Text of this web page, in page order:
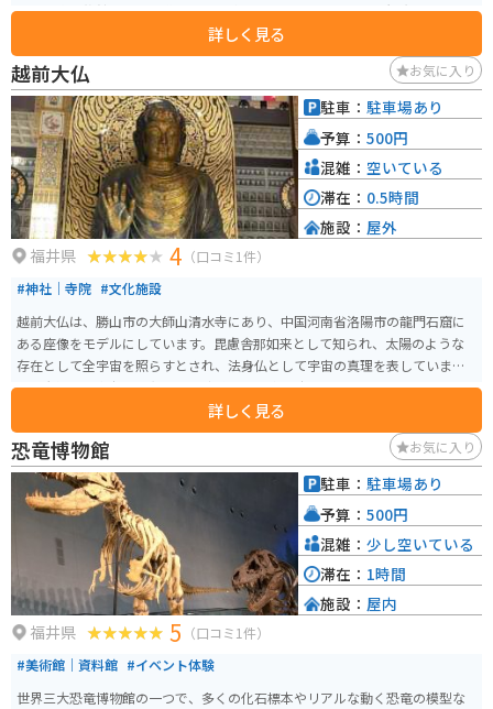
にも民宿、旅館、食堂、道の駅、景勝も多数あるので、周囲の観光スポット
と合わせて訪れることをオススメします。
詳しく見る
越前大仏 お気に入り
福井県 4 （口コミ1件）
#神社｜寺院 #文化施設
越前大仏は、勝山市の大師山清水寺にあり、中国河南省洛陽市の龍門石窟に
ある座像をモデルにしています。毘慮舎那如来として知られ、太陽のような
存在として全宇宙を照らすとされ、法身仏として宇宙の真理を表していま
す。大師山清水寺は昭和62年に完成し、境内の広さは22ヘクタール。さらに
五重の塔や九龍壁、日本庭園などの見どころがあります。 像高は17メートル
で、奈良大仏よりも2メートル大きいです。光背と石台、蓮台を含めると総高
は28メートルに達します。越前大仏の特徴は、顔や首がスマートで穏やかな
形状で、銅製で総重量は200トン。 大仏殿には、大仏の周りに合計1,281体の
石仏と金仏、さらに羅漢像や菩薩像などが安置されています。入場料は大人5
00円。広い駐車場があり駐車の心配はありません。17時閉館のため、ギリギ
リに行くと最後まで楽しめない可能性があるので注意が必要です。また、閉
館間際はお手洗いも閉まってしまうため事前に済ませておくと良いです。休
館日も冬季は変更があるため要確認です。
詳しく見る
駐車： 駐車場あり
予算： 500円
混雑： 空いている
滞在： 0.5時間
施設： 屋外
恐竜博物館 お気に入り
福井県 5 （口コミ1件）
#美術館｜資料館 #イベント体験
世界三大恐竜博物館の一つで、多くの化石標本やリアルな動く恐竜の模型な
駐車： 駐車場あり
予算： 500円
混雑： 少し空いている
滞在： 1時間
施設： 屋内